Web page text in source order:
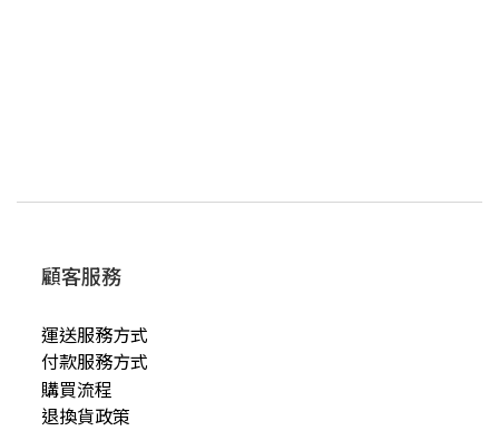
顧客服務
運送服務方式
付款服務方式
購買流程
退換貨政策